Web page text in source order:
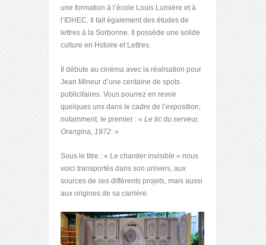
une formation à l’école Louis Lumière et à
l’IDHEC. Il fait également des études de
lettres à la Sorbonne. Il possède une solide
culture en Hstoire et Lettres.
Il débute au cinéma avec la réalisation pour
Jean Mineur d’une centaine de spots
publicitaires. Vous pourrez en revoir
quelques uns dans le cadre de l’exposition,
notamment, le premier : « Le tic du serveur,
Orangina, 1972. »
Sous le titre : « Le chantier invisible » nous
voici transportés dans son univers, aux
sources de ses différents projets, mais aussi
aux origines de sa carrière.